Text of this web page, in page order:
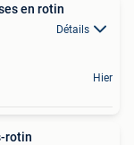
en rotin
Détails
Hier
rotin